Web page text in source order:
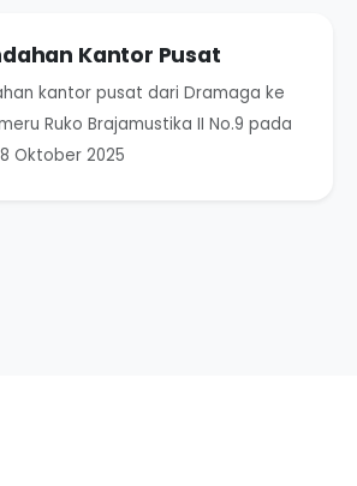
Kantor Pusat
kantor pusat dari Dramaga ke
Ruko Brajamustika II No.9 pada
Oktober 2025